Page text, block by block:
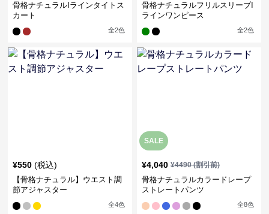
骨格ナチュラルIラインタイトス
カート
全2色
骨格ナチュラルフリルスリーブI
ラインワンピース
全2色
¥550 (税込)
【骨格ナチュラル】ウエスト調
節アジャスター
全4色
SALE
¥4,040 ¥4490(割引前)
骨格ナチュラルカラードレープ
ストレートパンツ
全8色